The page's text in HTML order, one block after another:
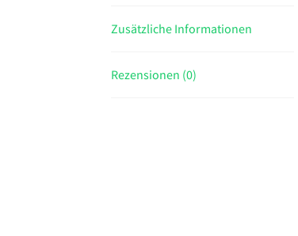
Zusätzliche Informationen
Rezensionen (0)